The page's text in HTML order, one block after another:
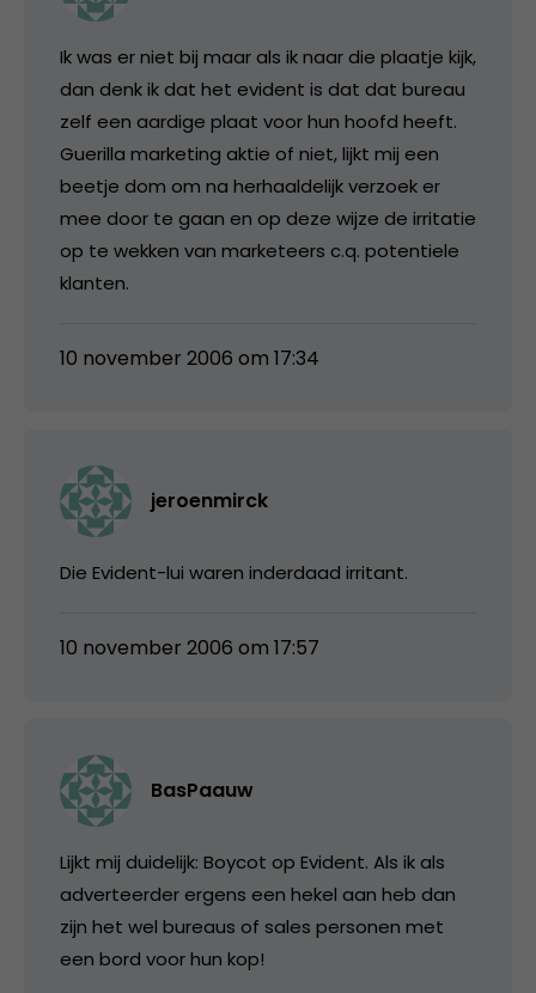
Ik was er niet bij maar als ik naar die plaatje kijk,
dan denk ik dat het evident is dat dat bureau
zelf een aardige plaat voor hun hoofd heeft.
Guerilla marketing aktie of niet, lijkt mij een
beetje dom om na herhaaldelijk verzoek er
mee door te gaan en op deze wijze de irritatie
op te wekken van marketeers c.q. potentiele
klanten.
10 november 2006 om 17:34
jeroenmirck
Die Evident-lui waren inderdaad irritant.
10 november 2006 om 17:57
BasPaauw
Lijkt mij duidelijk: Boycot op Evident. Als ik als
adverteerder ergens een hekel aan heb dan
zijn het wel bureaus of sales personen met
een bord voor hun kop!